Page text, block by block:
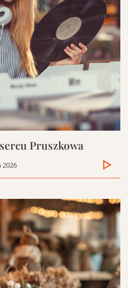
Pruszkowa
2026